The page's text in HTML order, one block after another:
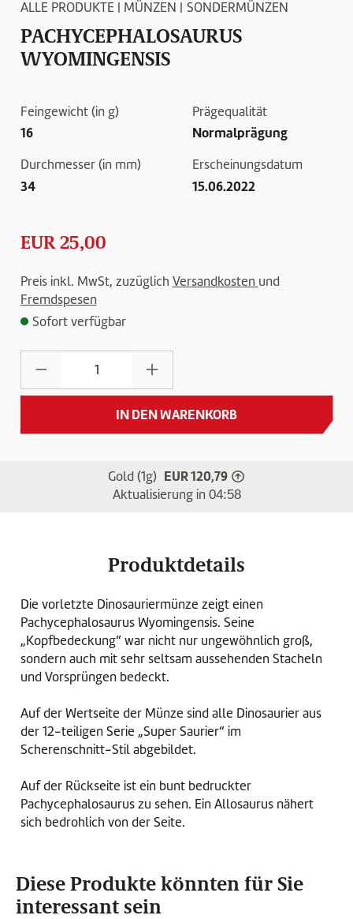
ALLE PRODUKTE | MÜNZEN | SONDERMÜNZEN
PACHYCEPHALOSAURUS
WYOMINGENSIS
Feingewicht (in g)
16
Prägequalität
Normalprägung
Durchmesser (in mm)
34
Erscheinungsdatum
15.06.2022
EUR 25,00
Preis inkl. MwSt, zuzüglich Versandkosten und
Fremdspesen
Sofort verfügbar
Produkt Anzahl: Gib den gewünschten
IN DEN WARENKORB
Gold (1g) EUR 120,79 Gold-Preis ist
Aktualisierung in 04:58
Produktdetails
Die vorletzte Dinosauriermünze zeigt einen
Pachycephalosaurus Wyomingensis. Seine
„Kopfbedeckung“ war nicht nur ungewöhnlich groß,
sondern auch mit sehr seltsam aussehenden Stacheln
und Vorsprüngen bedeckt.
Auf der Wertseite der Münze sind alle Dinosaurier aus
der 12-teiligen Serie „Super Saurier“ im
Scherenschnitt-Stil abgebildet.
Auf der Rückseite ist ein bunt bedruckter
Pachycephalosaurus zu sehen. Ein Allosaurus nähert
sich bedrohlich von der Seite.
Diese Produkte könnten für Sie
interessant sein